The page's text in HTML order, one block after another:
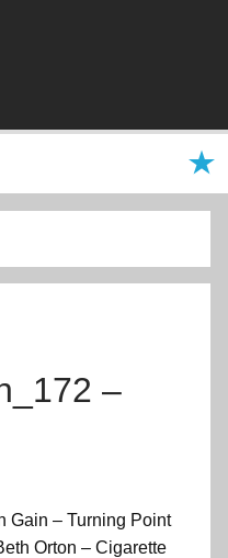
–
Gain – Turning Point
Orton – Cigarette